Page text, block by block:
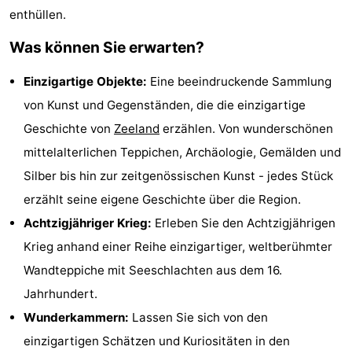
Galerien
-
Denkmäler
-
Kirchen
-
Leuchtturme
Aussichtspunkte
Attraktionen
Spielplätze
-
Spielplätze
Bowling
Wellness-
Zentren
Dörfer
enthüllen.
Was können Sie erwarten?
Einzigartige Objekte: Eine beeindruckende Sammlung
von Kunst und Gegenständen, die die einzigartige
Geschichte von Zeeland erzählen. Von wunderschönen
mittelalterlichen Teppichen, Archäologie, Gemälden und
Silber bis hin zur zeitgenössischen Kunst - jedes Stück
erzählt seine eigene Geschichte über die Region.
Achtzigjähriger Krieg: Erleben Sie den Achtzigjährigen
Krieg anhand einer Reihe einzigartiger, weltberühmter
Wandteppiche mit Seeschlachten aus dem 16.
Jahrhundert.
Wunderkammern: Lassen Sie sich von den
einzigartigen Schätzen und Kuriositäten in den